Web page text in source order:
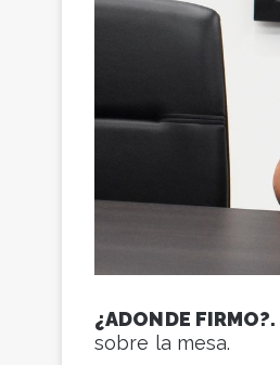
¿ADONDE FIRMO?.
sobre la mesa.